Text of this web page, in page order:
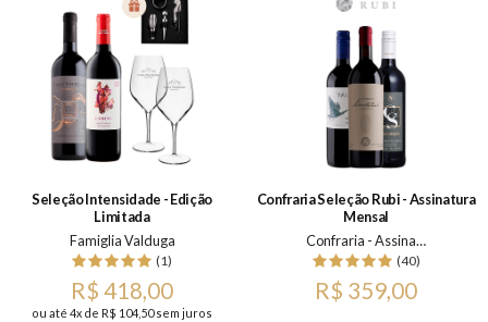
Seleção Intensidade - Edição
Limitada
Famiglia Valduga
(1)
R$ 418,00
ou até 4x de R$ 104,50 sem juros
Confraria Seleção Rubi - Assinatura
Mensal
Confraria - Assinatura Mensal
(40)
R$ 359,00